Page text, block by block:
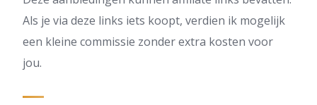
Als je via deze links iets koopt, verdien ik mogelijk
een kleine commissie zonder extra kosten voor
jou.